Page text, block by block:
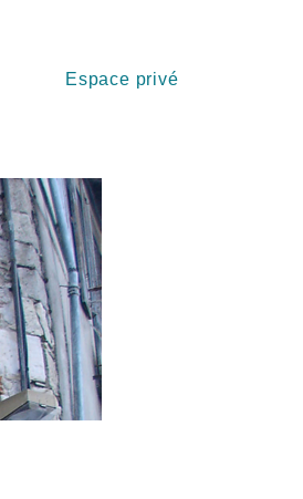
Espace privé